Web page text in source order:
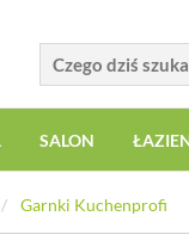
SALON
Garnki Kuchenprofi